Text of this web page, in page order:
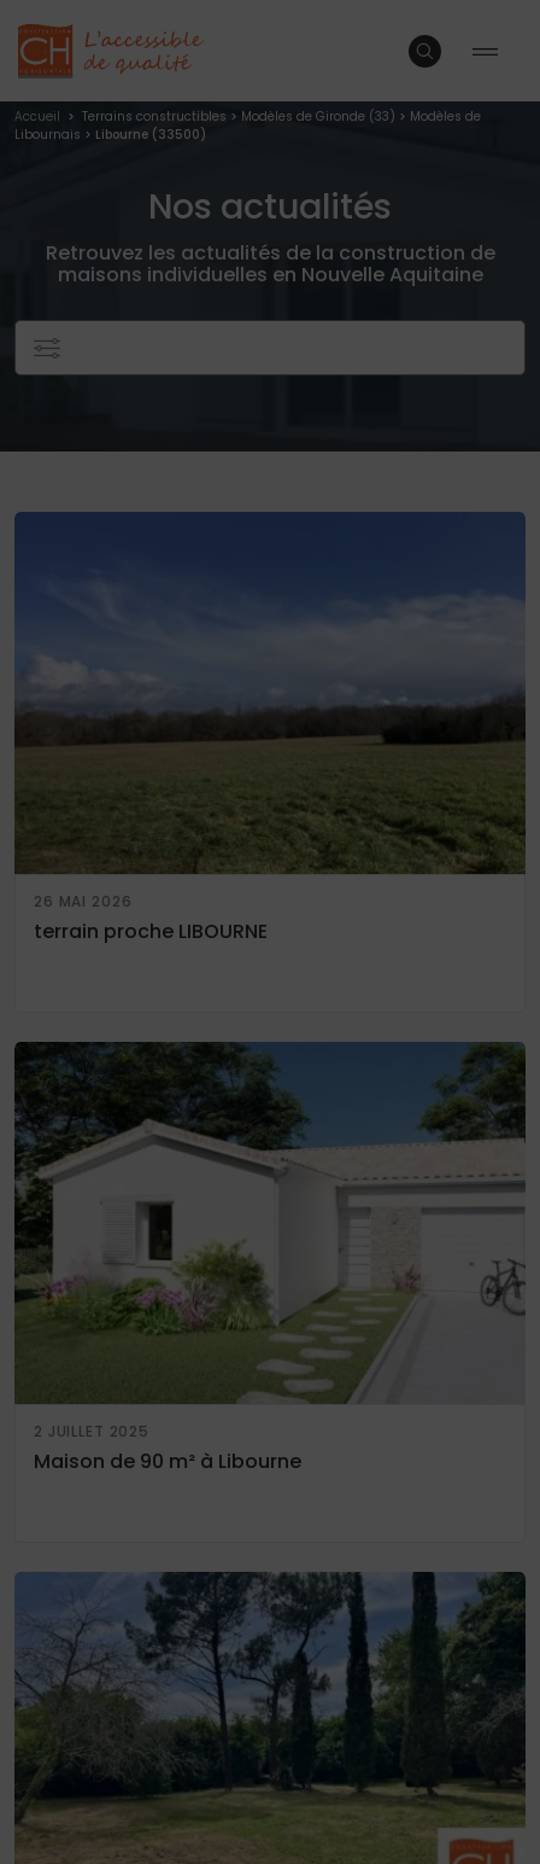
Accueil > Terrains constructibles > Modèles de Gironde (33) > Modèles de
Libournais > Libourne (33500)
Nos actualités
Retrouvez les actualités de la construction de
maisons individuelles en Nouvelle Aquitaine
26 MAI 2026
terrain proche LIBOURNE
2 JUILLET 2025
Maison de 90 m² à Libourne